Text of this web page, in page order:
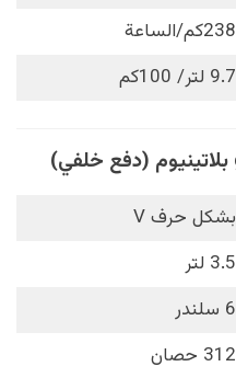
238كم/الساعة
9.7 لتر/ 100كم
بشكل حرف V
3.5 لتر
6 سلندر
312 حصان